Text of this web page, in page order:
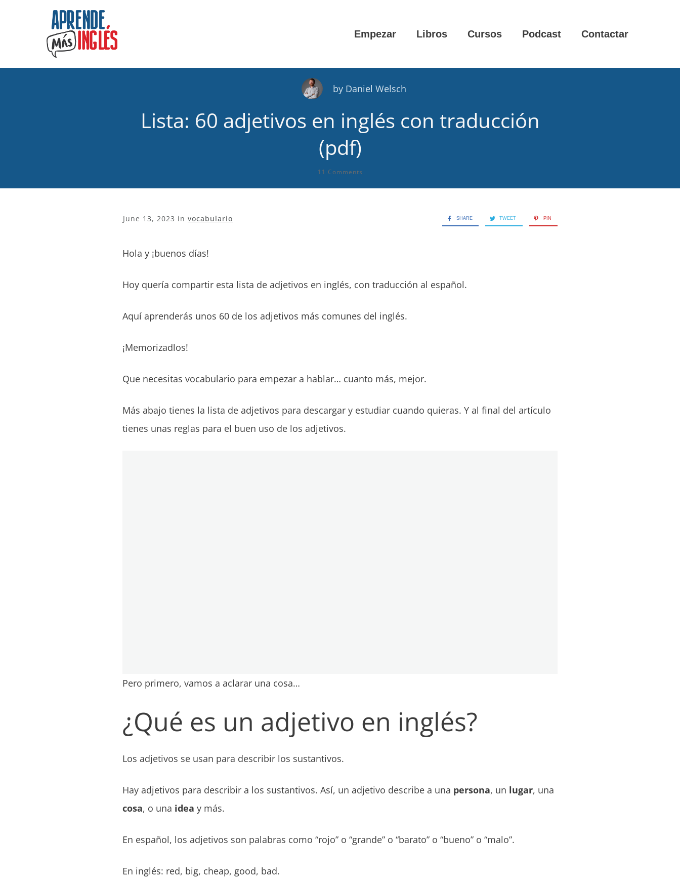
Empezar Libros Cursos Podcast Contactar
by Daniel Welsch
Lista: 60 adjetivos en inglés con traducción
(pdf)
11 Comments
June 13, 2023 in vocabulario SHARE TWEET PIN
Hola y ¡buenos días!
Hoy quería compartir esta lista de adjetivos en inglés, con traducción al español.
Aquí aprenderás unos 60 de los adjetivos más comunes del inglés.
¡Memorizadlos!
Que necesitas vocabulario para empezar a hablar… cuanto más, mejor.
Más abajo tienes la lista de adjetivos para descargar y estudiar cuando quieras. Y al final del artículo
tienes unas reglas para el buen uso de los adjetivos.
Pero primero, vamos a aclarar una cosa…
¿Qué es un adjetivo en inglés?
Los adjetivos se usan para describir los sustantivos.
Hay adjetivos para describir a los sustantivos. Así, un adjetivo describe a una persona, un lugar, una
cosa, o una idea y más.
En español, los adjetivos son palabras como “rojo” o “grande” o “barato” o “bueno” o “malo”.
En inglés: red, big, cheap, good, bad.